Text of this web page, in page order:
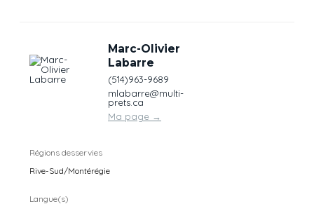
Marc-Olivier
Labarre
(514)963-9689
mlabarre@multi-
prets.ca
Ma page →
Régions desservies
Rive-Sud/Montérégie
Langue(s)